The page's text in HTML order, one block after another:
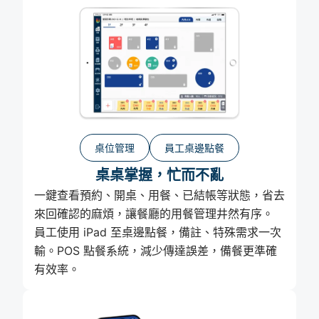
桌位管理 員工桌邊點餐
桌桌掌握，忙而不亂
一鍵查看預約、開桌、用餐、已結帳等狀態，省去
來回確認的麻煩，讓餐廳的用餐管理井然有序。
員工使用 iPad 至桌邊點餐，備註、特殊需求一次
輸。POS 點餐系統，減少傳達誤差，備餐更準確
有效率。